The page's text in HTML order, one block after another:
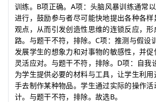
训练。 B项正确。 A项：头脑风暴训练通常
进行，鼓励参与者尽可能快地提出各种各
观点，从而引发创造性思维的连锁反应，形
路。与题干不符，排除。 C项：推测与假设
发展学生的想象力和对事物的敏感性，并促
灵活应对。与题干不符，排除。 D项：自我
为学生提供必要的材料与工具，让学生利
手去制作某种物品。学生通过实际的操作
计。与题干不符，排除。故选B。